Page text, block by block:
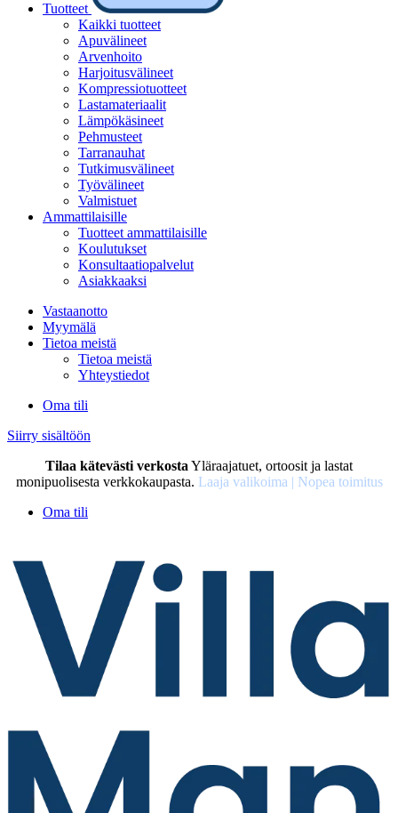
Tuotteet
Kaikki tuotteet
Apuvälineet
Arvenhoito
Harjoitusvälineet
Kompressiotuotteet
Lastamateriaalit
Lämpökäsineet
Pehmusteet
Tarranauhat
Tutkimusvälineet
Työvälineet
Valmistuet
Ammattilaisille
Tuotteet ammattilaisille
Koulutukset
Konsultaatiopalvelut
Asiakkaaksi
Vastaanotto
Myymälä
Tietoa meistä
Tietoa meistä
Yhteystiedot
Oma tili
Siirry sisältöön
Tilaa kätevästi verkosta Yläraajatuet, ortoosit ja lastat
monipuolisesta verkkokaupasta. Laaja valikoima | Nopea toimitus
Oma tili